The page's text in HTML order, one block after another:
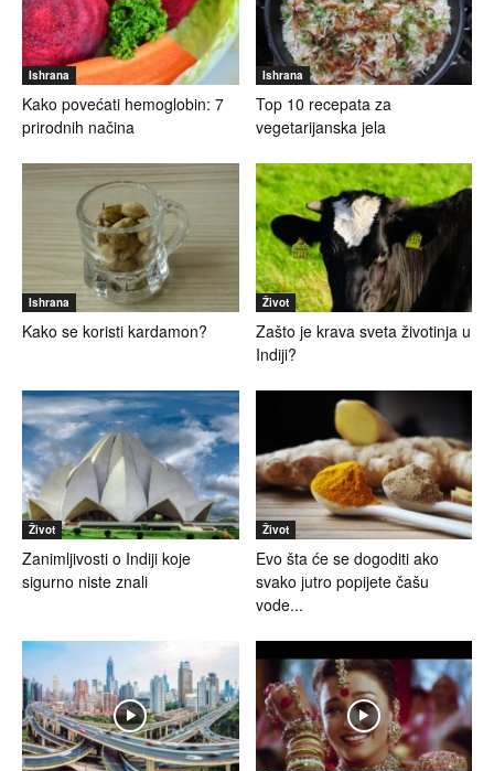
Ishrana
Kako povećati hemoglobin: 7
prirodnih načina
Ishrana
Top 10 recepata za
vegetarijanska jela
Ishrana
Kako se koristi kardamon?
Život
Zašto je krava sveta životinja u
Indiji?
Život
Zanimljivosti o Indiji koje
sigurno niste znali
Život
Evo šta će se dogoditi ako
svako jutro popijete čašu
vode...